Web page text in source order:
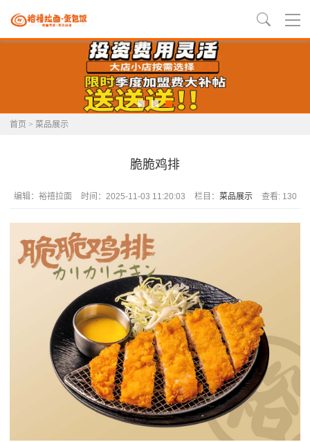
首页 > 菜品展示
脆脆鸡排
编辑：裕禧拉面 时间：2025-11-03 11:20:03 栏目： 菜品展示 查看: 130